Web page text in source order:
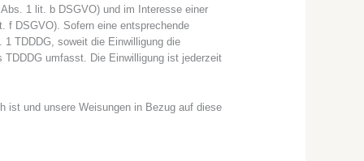
1 lit. b DSGVO) und im Interesse einer
f DSGVO). Sofern eine entsprechende
TDDDG, soweit die Einwilligung die
umfasst. Die Einwilligung ist jederzeit
ist und unsere Weisungen in Bezug auf diese